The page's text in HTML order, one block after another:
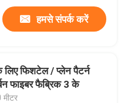
हमसे संपर्क करें
के लिए फिशटेल / प्लेन पैटर्न
फाइबर फैब्रिक 3 के